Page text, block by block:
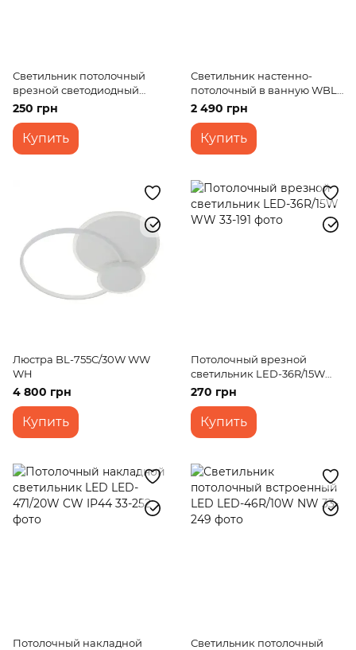
Светильник потолочный
врезной светодиодный
LED-37R/8W NW
250 грн
Купить
Светильник настенно-
потолочный в ванную WBL-
52C/98W WW+NW+CW
2 490 грн
Купить
Люстра BL-755С/30W WW
WH
4 800 грн
Купить
Потолочный врезной
светильник LED-36R/15W
WW
270 грн
Купить
Потолочный накладной
Светильник потолочный